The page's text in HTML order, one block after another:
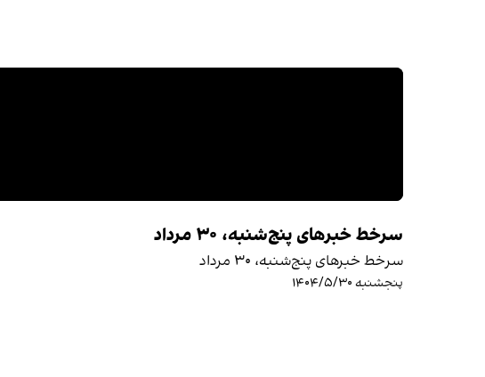
سرخط خبرهای پنج‌شنبه، ۳۰ مرداد
سرخط خبرهای پنج‌شنبه، ۳۰ مرداد
پنجشنبه ۱۴۰۴/۵/۳۰